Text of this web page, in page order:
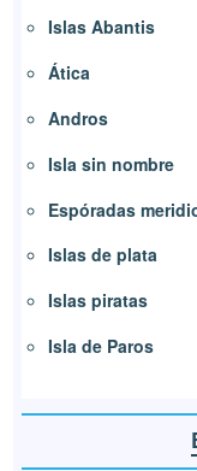
Islas Abantis
Ática
Andros
Isla sin nombre
Espóradas
Islas de plata
Islas piratas
Isla de Paros